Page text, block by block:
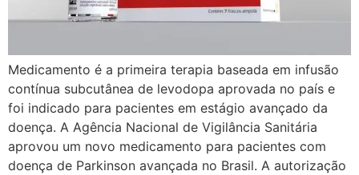
Medicamento é a primeira terapia baseada em infusão
contínua subcutânea de levodopa aprovada no país e
foi indicado para pacientes em estágio avançado da
doença. A Agência Nacional de Vigilância Sanitária
aprovou um novo medicamento para pacientes com
doença de Parkinson avançada no Brasil. A autorização